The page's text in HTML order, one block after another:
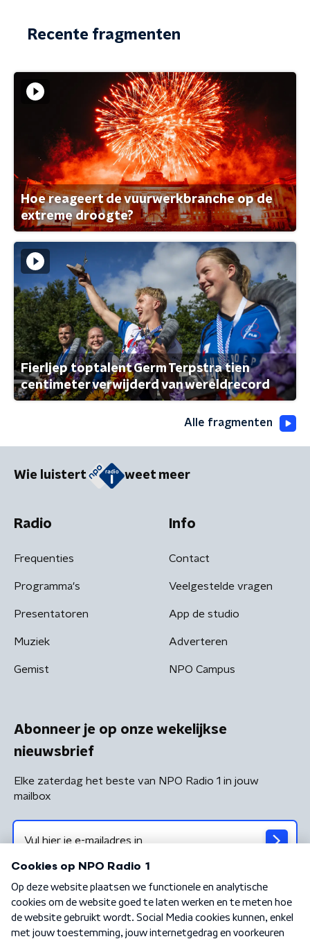
Recente fragmenten
Hoe reageert de vuurwerkbranche op de
extreme droogte?
Fierljep toptalent Germ Terpstra tien
centimeter verwijderd van wereldrecord
Alle fragmenten
Wie luistert weet meer
Radio
Frequenties
Programma's
Presentatoren
Muziek
Gemist
Info
Contact
Veelgestelde vragen
App de studio
Adverteren
NPO Campus
Abonneer je op onze wekelijkse
nieuwsbrief
Elke zaterdag het beste van NPO Radio 1 in jouw
mailbox
Algemene voorwaarden